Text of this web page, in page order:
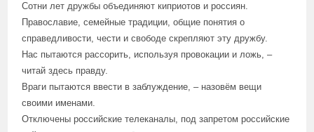
Сотни лет дружбы объединяют киприотов и россиян.
Православие, семейные традиции, общие понятия о
справедливости, чести и свободе скрепляют эту дружбу.
Нас пытаются рассорить, используя провокации и ложь, –
читай здесь правду.
Враги пытаются ввести в заблуждение, – назовём вещи
своими именами.
Отключены российские телеканалы, под запретом российские